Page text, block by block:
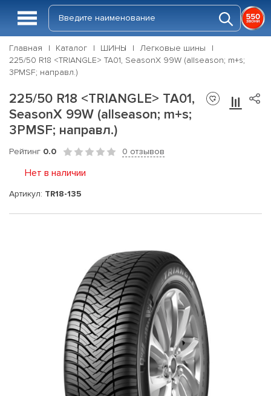
Главная Каталог ШИНЫ
Легковые шины
225/50 R18 <TRIANGLE> TA01, SeasonX 99W (allseason; m+s;
3PMSF; направл.)
225/50 R18 <TRIANGLE> TA01,
SeasonX 99W (allseason; m+s;
3PMSF; направл.)
Рейтинг 0.0 0 отзывов
Нет в наличии
Артикул: TR18-135